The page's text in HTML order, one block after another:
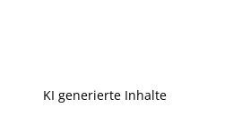
KI generierte Inhalte